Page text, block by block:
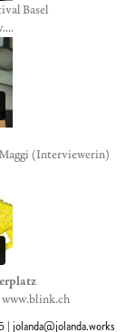
Basel
(Interviewerin)
jolanda@jolanda.works